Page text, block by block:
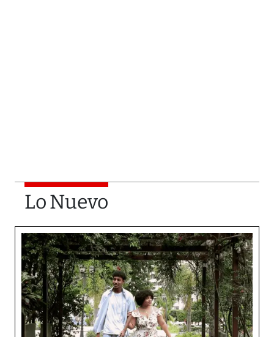
Lo Nuevo